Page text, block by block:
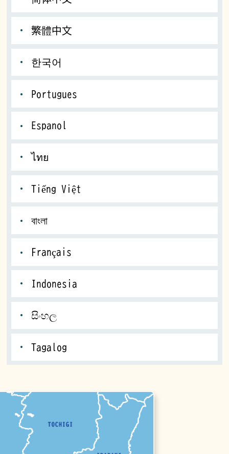
繁體中文
한국어
Portugues
Espanol
ไทย
Tiếng Việt
বাংলা
Français
Indonesia
සිංහල
Tagalog